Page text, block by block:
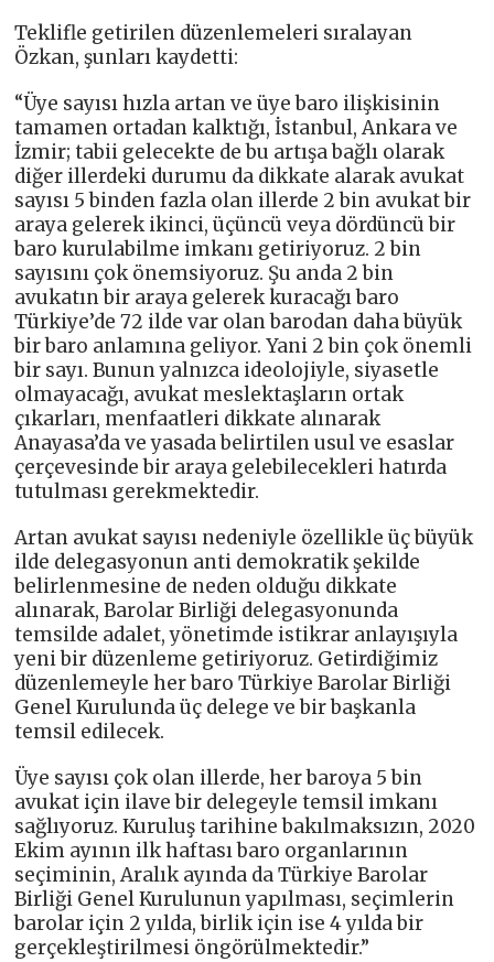
Teklifle getirilen düzenlemeleri sıralayan
Özkan, şunları kaydetti:
“Üye sayısı hızla artan ve üye baro ilişkisinin
tamamen ortadan kalktığı, İstanbul, Ankara ve
İzmir; tabii gelecekte de bu artışa bağlı olarak
diğer illerdeki durumu da dikkate alarak avukat
sayısı 5 binden fazla olan illerde 2 bin avukat bir
araya gelerek ikinci, üçüncü veya dördüncü bir
baro kurulabilme imkanı getiriyoruz. 2 bin
sayısını çok önemsiyoruz. Şu anda 2 bin
avukatın bir araya gelerek kuracağı baro
Türkiye’de 72 ilde var olan barodan daha büyük
bir baro anlamına geliyor. Yani 2 bin çok önemli
bir sayı. Bunun yalnızca ideolojiyle, siyasetle
olmayacağı, avukat meslektaşların ortak
çıkarları, menfaatleri dikkate alınarak
Anayasa’da ve yasada belirtilen usul ve esaslar
çerçevesinde bir araya gelebilecekleri hatırda
tutulması gerekmektedir.
Artan avukat sayısı nedeniyle özellikle üç büyük
ilde delegasyonun anti demokratik şekilde
belirlenmesine de neden olduğu dikkate
alınarak, Barolar Birliği delegasyonunda
temsilde adalet, yönetimde istikrar anlayışıyla
yeni bir düzenleme getiriyoruz. Getirdiğimiz
düzenlemeyle her baro Türkiye Barolar Birliği
Genel Kurulunda üç delege ve bir başkanla
temsil edilecek.
Üye sayısı çok olan illerde, her baroya 5 bin
avukat için ilave bir delegeyle temsil imkanı
sağlıyoruz. Kuruluş tarihine bakılmaksızın, 2020
Ekim ayının ilk haftası baro organlarının
seçiminin, Aralık ayında da Türkiye Barolar
Birliği Genel Kurulunun yapılması, seçimlerin
barolar için 2 yılda, birlik için ise 4 yılda bir
gerçekleştirilmesi öngörülmektedir.”